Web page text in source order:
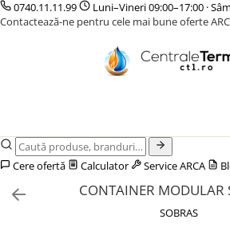
CENTRALE TERMICE
GAZ CONDENSATIE
CAZANE COMBUSTIBIL SOLID
CAZANE LEMNE CU GAZEIFICARE
ACCESORII PENTRU MONTAJ
POMPE DE CALDURA
POMPE DE CALDURA AER-APA
TERMOSTATE DE AMBIENT - AUTOMATIZARI
ELEMENTE SMART
CU FIR
PARDOSEALA
INCALZIRE IN PARDOSEALA
ACCESORII
IZOLATIE
0740.11.11.99
Luni–Vineri 09:00–17:00 ·
Contactează-ne pentru cele mai bune oferte
Cere ofertă Calculator Service ARCA
CONTAINER MODULAR
SOBRAS